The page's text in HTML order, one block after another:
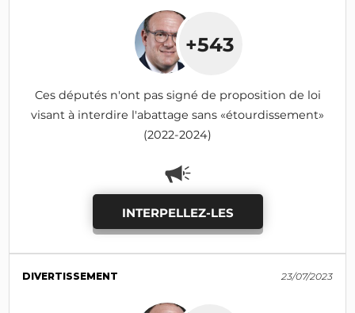
+543
Ces députés n'ont pas signé de proposition de loi
visant à interdire l'abattage sans «étourdissement»
(2022-2024)
INTERPELLEZ-LES
DIVERTISSEMENT 23/07/2023